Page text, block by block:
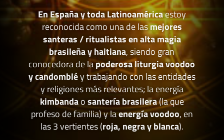
En España y toda Latinoaméricaestoy
reconocida como una de lasmejores
santeras / ritualistas en alta magia
brasileña y haitiana, siendo gran
conocedora de lapoderosa liturgia voodoo
y candombléy trabajando con las entidades
y religiones más relevantes; la energía
kimbandaosantería brasilera(la que
profeso de familia) y laenergía voodoo, en
las 3 vertientes (roja, negra y blanca).